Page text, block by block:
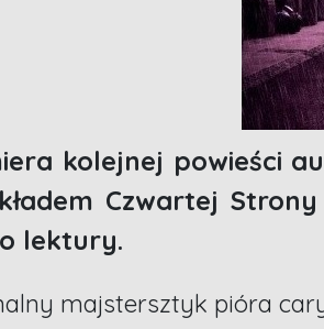
kolejnej powieści
Czwartej
lektury.
majstersztyk pióra